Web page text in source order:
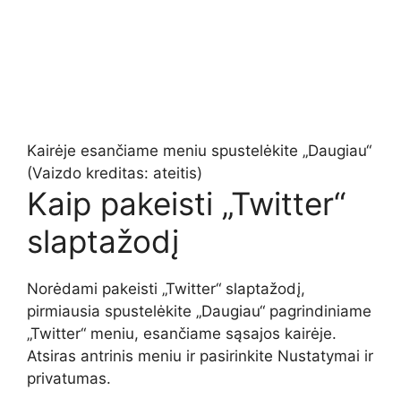
Kairėje esančiame meniu spustelėkite „Daugiau“
(Vaizdo kreditas: ateitis)
Kaip pakeisti „Twitter“
slaptažodį
Norėdami pakeisti „Twitter“ slaptažodį,
pirmiausia spustelėkite „Daugiau“ pagrindiniame
„Twitter“ meniu, esančiame sąsajos kairėje.
Atsiras antrinis meniu ir pasirinkite Nustatymai ir
privatumas.